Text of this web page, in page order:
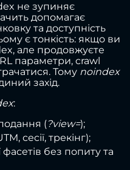
не зупиняє
допомагає
та доступність
є тонкість: якщо ви
але продовжуєте
параметри, crawl
Тому noindex
захід.
:
(?view=);
сесії, трекінг);
фасетів без попиту та